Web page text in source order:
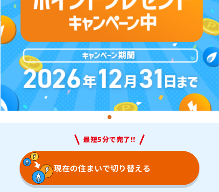
最短5分で完了!!
現在の住まいで切り替える